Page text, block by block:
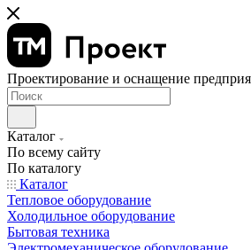
Проектирование и оснащение
Каталог
По всему сайту
По каталогу
Каталог
Тепловое оборудование
Холодильное оборудование
Бытовая техника